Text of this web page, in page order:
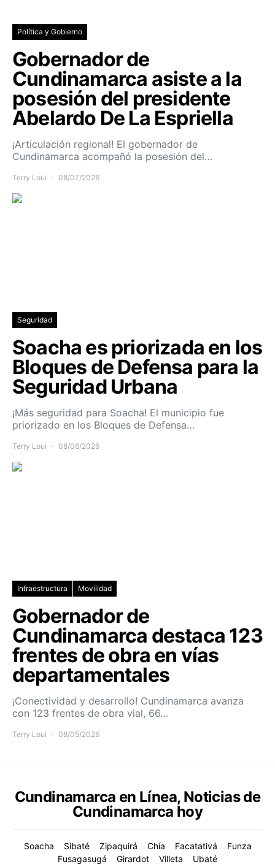
Política y Gobierno
Gobernador de
Cundinamarca asiste a la
posesión del presidente
Abelardo De La Espriella
¡Articulación regional! El gobernador de
Cundinamarca acompañó la posesión del…
Terry Loui 08/07/2026
Seguridad
Soacha es priorizada en los
Bloques de Defensa para la
Seguridad Urbana
¡Más seguridad para Soacha! El municipio fue
priorizado en los Bloques de Defensa…
Terry Loui 08/06/2026
Infraestructura Movilidad
Gobernador de
Cundinamarca destaca 123
frentes de obra en vías
departamentales
¡Conectividad y desarrollo! Cundinamarca avanza
con 123 frentes de obra vial, 66…
Terry Loui 08/05/2026
Cundinamarca en Línea, Noticias de
Cundinamarca hoy
Soacha Sibaté Zipaquirá Chía Facatativá
Funza
Fusagasugá
Girardot Villeta Ubaté